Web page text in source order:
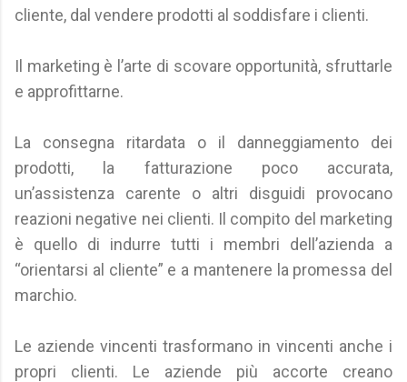
cliente, dal vendere prodotti al soddisfare i clienti.
Il marketing è l’arte di scovare opportunità, sfruttarle
e approfittarne.
La consegna ritardata o il danneggiamento dei
prodotti, la fatturazione poco accurata,
un’assistenza carente o altri disguidi provocano
reazioni negative nei clienti. Il compito del marketing
è quello di indurre tutti i membri dell’azienda a
“orientarsi al cliente” e a mantenere la promessa del
marchio.
Le aziende vincenti trasformano in vincenti anche i
propri clienti. Le aziende più accorte creano